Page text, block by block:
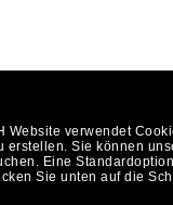
Website verwendet
erstellen. Sie können
Eine
Sie unten auf die